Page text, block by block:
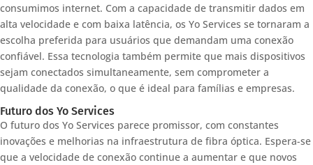
consumimos internet. Com a capacidade de transmitir dados em
alta velocidade e com baixa latência, os Yo Services se tornaram a
escolha preferida para usuários que demandam uma conexão
confiável. Essa tecnologia também permite que mais dispositivos
sejam conectados simultaneamente, sem comprometer a
qualidade da conexão, o que é ideal para famílias e empresas.
Futuro dos Yo Services
O futuro dos Yo Services parece promissor, com constantes
inovações e melhorias na infraestrutura de fibra óptica. Espera-se
que a velocidade de conexão continue a aumentar e que novos